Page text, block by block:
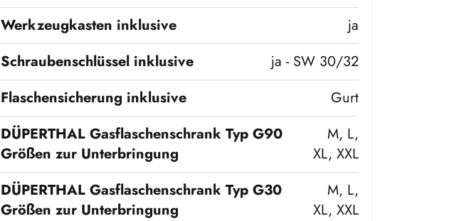
Werkzeugkasten inklusive
ja
Schraubenschlüssel inklusive
ja - SW 30/32
Flaschensicherung inklusive
Gurt
DÜPERTHAL Gasflaschenschrank Typ G90
Größen zur Unterbringung
M, L,
XL, XXL
DÜPERTHAL Gasflaschenschrank Typ G30
Größen zur Unterbringung
M, L,
XL, XXL